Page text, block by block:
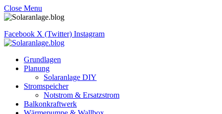
Close Menu
Facebook X (Twitter) Instagram
Grundlagen
Planung
Solaranlage DIY
Stromspeicher
Notstrom & Ersatzstrom
Balkonkraftwerk